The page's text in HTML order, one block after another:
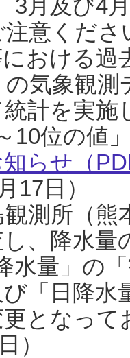
3月及び4
意くだ
おける過
の気象観
計を実
10位の値
らせ（
17日）
測所（熊
、降水
水量」の
「日降
となっ
）